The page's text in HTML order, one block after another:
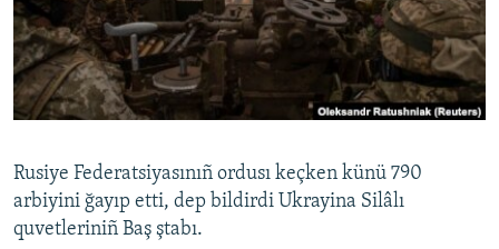
FİKİR
Русский
Українською
QOŞULIÑIZ!
Rusiye Federatsiyasınıñ ordusı keçken künü 790
arbiyini ğayıp etti, dep bildirdi Ukrayina Silâlı
quvetleriniñ Baş ştabı.